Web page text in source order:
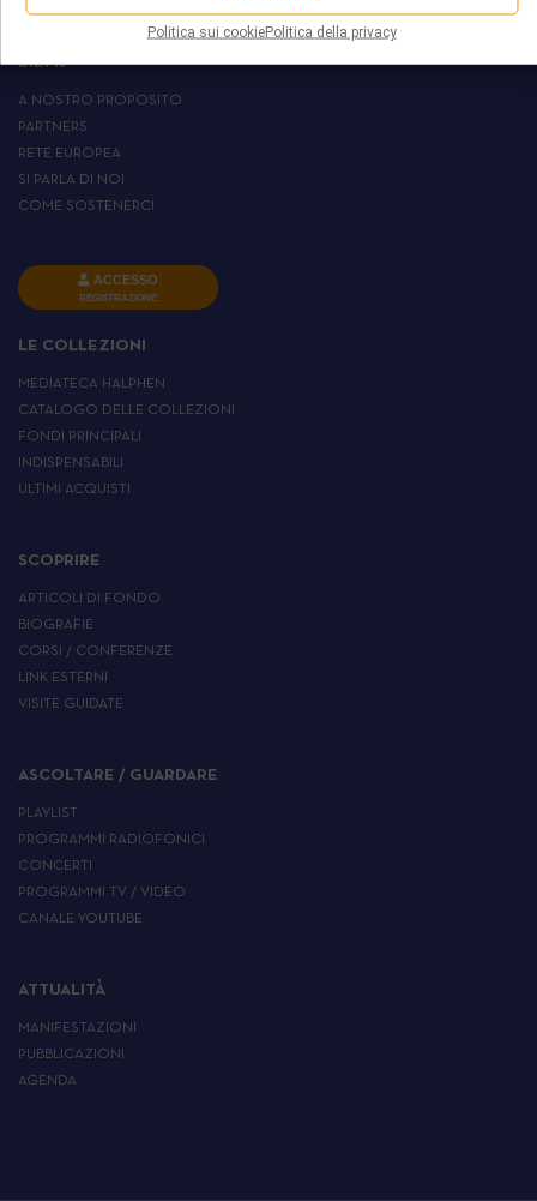
Politica sui cookiePolitica della privacy
MRJ
L’IEMJ
A NOSTRO PROPOSITO
PARTNERS
RETE EUROPEA
SI PARLA DI NOI
COME SOSTENERCI
ACCESSO
REGISTRAZIONE
LE COLLEZIONI
MEDIATECA HALPHEN
CATALOGO DELLE COLLEZIONI
FONDI PRINCIPALI
INDISPENSABILI
ULTIMI ACQUISTI
SCOPRIRE
ARTICOLI DI FONDO
BIOGRAFIE
CORSI / CONFERENZE
LINK ESTERNI
VISITE GUIDATE
ASCOLTARE / GUARDARE
PLAYLIST
PROGRAMMI RADIOFONICI
CONCERTI
PROGRAMMI TV / VIDEO
CANALE YOUTUBE
ATTUALITÀ
MANIFESTAZIONI
PUBBLICAZIONI
AGENDA